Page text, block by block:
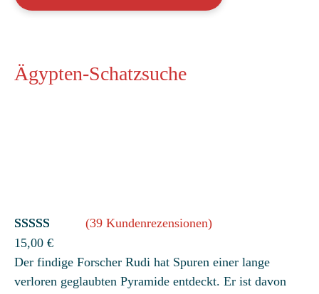
Ägypten-Schatzsuche
Bewertet
mit 4.85
von 5,
39
(39 Kundenrezensionen)
15,00 €
Der findige Forscher Rudi hat Spuren einer lange
verloren geglaubten Pyramide entdeckt. Er ist davon